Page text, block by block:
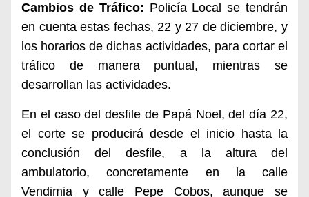
Cambios de Tráfico: Policía Local se tendrán
en cuenta estas fechas, 22 y 27 de diciembre, y
los horarios de dichas actividades, para cortar el
tráfico de manera puntual, mientras se
desarrollan las actividades.
En el caso del desfile de Papá Noel, del día 22,
el corte se producirá desde el inicio hasta la
conclusión del desfile, a la altura del
ambulatorio, concretamente en la calle
Vendimia y calle Pepe Cobos, aunque se